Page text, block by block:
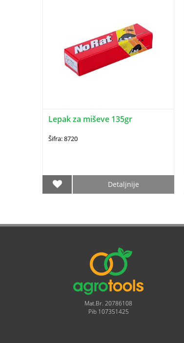
Lepak za miševe 135gr
Šifra: 8720
Detaljnije
Mat.Br. 20786108
Pib 107351425